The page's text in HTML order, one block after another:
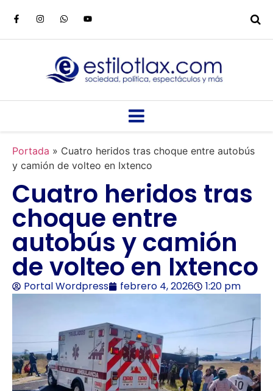
Portada » Cuatro heridos tras choque entre autobús
y camión de volteo en Ixtenco
Cuatro heridos tras
choque entre
autobús y camión
de volteo en Ixtenco
Portal Wordpress febrero 4, 2026 1:20 pm